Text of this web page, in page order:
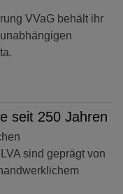
VVaG behält ihr
seit 250 Jahren
sind geprägt von